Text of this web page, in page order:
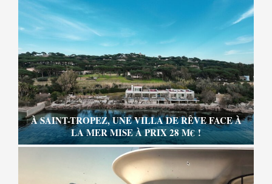
À SAINT-TROPEZ, UNE VILLA DE RÊVE FACE À
LA MER MISE À PRIX 28 M€ !